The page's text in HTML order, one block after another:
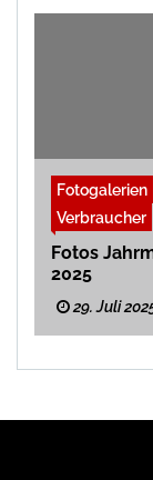
Fotogalerien
Verbraucher
Fotos
2025
29. Juli